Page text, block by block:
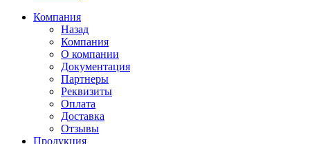
Компания
Назад
Компания
О компании
Документация
Партнеры
Реквизиты
Оплата
Доставка
Отзывы
Продукция